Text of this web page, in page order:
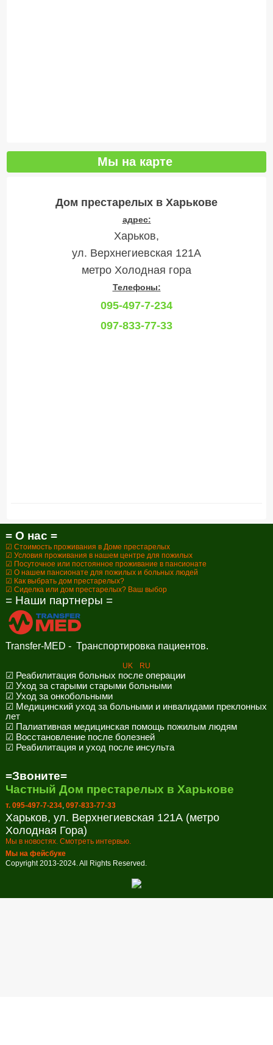
Мы на карте
Дом престарелых в Харькове
адрес:
Харьков,
ул. Верхнегиевская 121А
метро Холодная гора
Телефоны:
095-497-7-234
097-833-77-33
= О нас =
☑ Стоимость проживания в Доме престарелых
☑ Условия проживания в нашем центре для пожилых
☑ Посуточное или постоянное проживание в пансионате
☑ О нашем пансионате для пожилых и больных людей
☑ Как выбрать дом престарелых?
☑ Сиделка или дом престарелых? Ваш выбор
= Наши партнеры =
Transfer-MED - Транспортировка пациентов.
UK RU
☑ Реабилитация больных после операции
☑ Уход за старыми старыми больными
☑ Уход за онкобольными
☑ Медицинский уход за больными и инвалидами преклонных
лет
☑ Палиативная медицинская помощь пожилым людям
☑ Восстановление после болезней
☑ Реабилитация и уход после инсульта
=Звоните=
Частный Дом престарелых в Харькове
т. 095-497-7-234, 097-833-77-33
Харьков, ул. Верхнегиевская 121А (метро
Холодная Гора)
Мы в новостях. Смотреть интервью.
Мы на фейсбуке
Copyright 2013-2024. All Rights Reserved.